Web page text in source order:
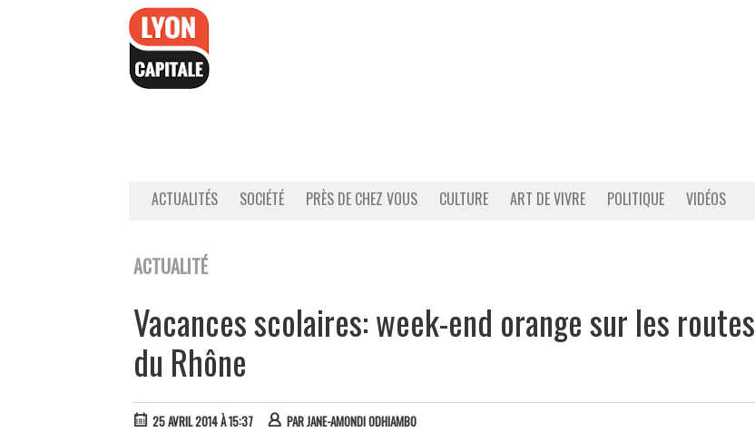
ACTUALITÉS SOCIÉTÉ PRÈS DE CHEZ VOUS CULTURE ART DE VIVRE POLITIQUE VIDÉOS
ACTUALITÉ
Vacances scolaires: week-end orange sur les routes
du Rhône
25 AVRIL 2014 À 15:37 PARJANE-AMONDI ODHIAMBO